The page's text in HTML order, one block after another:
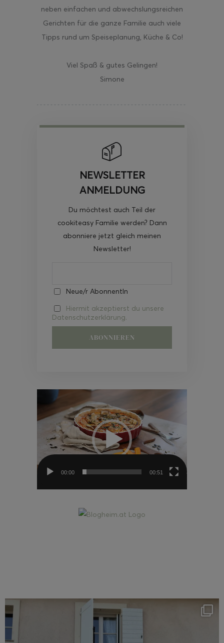
neben einfachen und abwechslungsreichen
Gerichten für die ganze Familie auch viele
Tipps rund um Speiseplanung, Küche & Co!
Viel Spaß & gutes Gelingen!
Simone
NEWSLETTER
ANMELDUNG
Du möchtest auch Teil der
cookiteasy Familie werden? Dann
abonniere jetzt gleich meinen
Newsletter!
Neue/r AbonnentIn
Hiermit akzeptierst du unsere
Datenschutzerklärung.
Video-
00:00 00:51